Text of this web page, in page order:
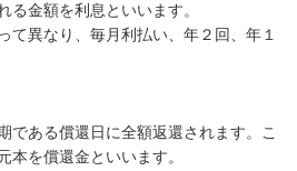
る金額を利息といいます。
て異なり、毎月利払い、年２回、年１
である償還日に全額返還されます。こ
本を償還金といいます。